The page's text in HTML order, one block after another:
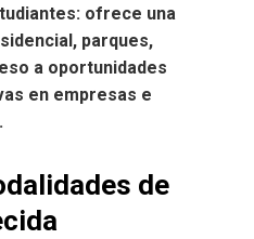
ofrece una
parques,
a oportunidades
en empresas e
de